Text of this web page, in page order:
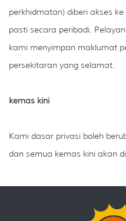
perkhidmatan) diberi akses
pasti secara peribadi.
kami menyimpan maklumat
persekitaran yang selamat.
kemas kini
Kami dasar privasi boleh
dan semua kemas kini akan